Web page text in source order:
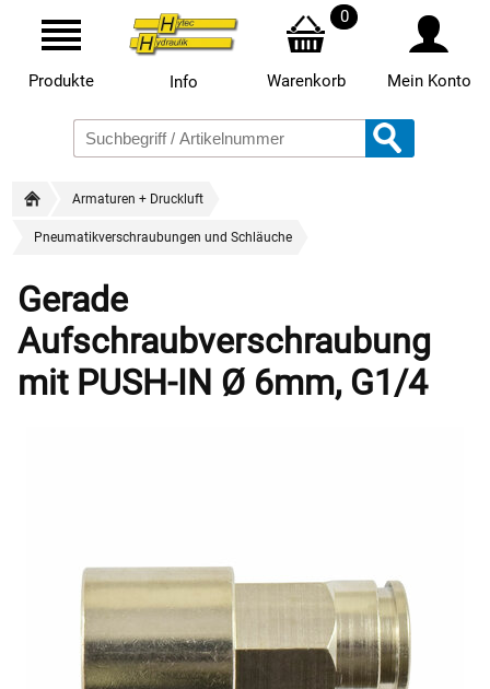
Produkte Info
0
Warenkorb Mein Konto
Armaturen + Druckluft
Pneumatikverschraubungen und Schläuche
Gerade
Aufschraubverschraubung
mit PUSH-IN Ø 6mm, G1/4